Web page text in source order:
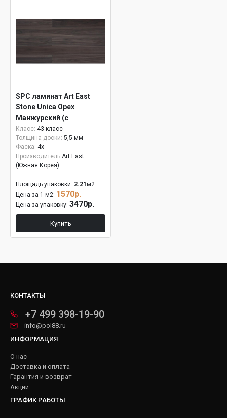
SPC ламинат Art East
Stone Unica Орех
Манжурский (с
подложкой) ASU 807
Класс: 43 класс
Толщина доски: 5,5 мм
Фаска: 4x
Производитель Art East
(Южная Корея)
Площадь упаковки: 2.21 м2
Цена за 1 м2: 1570р.
Цена за упаковку: 3470р.
Купить
КОНТАКТЫ
+7 499 398-19-90
info@pol88.ru
ИНФОРМАЦИЯ
О нас
Доставка и оплата
Гарантия и возврат
Акции
ГРАФИК РАБОТЫ